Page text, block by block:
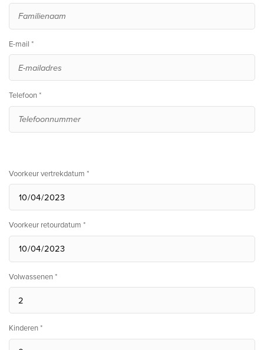
E-mail *
Telefoon *
Voorkeur vertrekdatum *
Voorkeur retourdatum *
Volwassenen *
Kinderen *